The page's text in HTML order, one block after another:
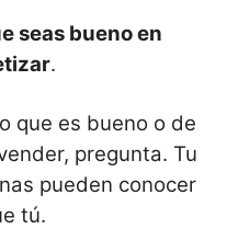
seas bueno en
.
que es bueno o de
pregunta. Tu
pueden conocer
tú.